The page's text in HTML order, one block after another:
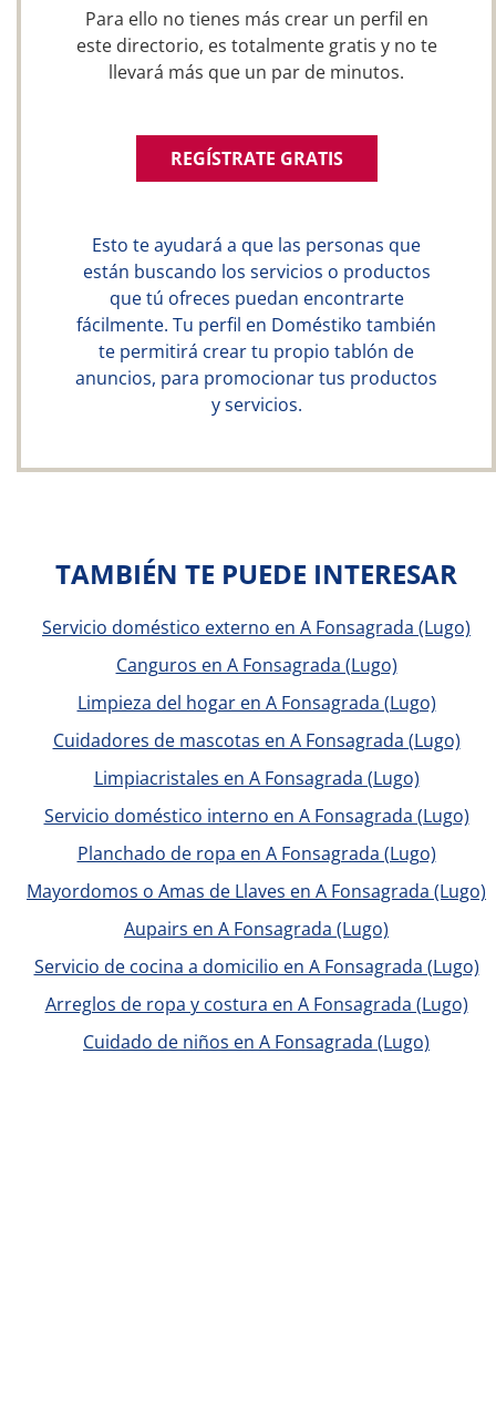
Para ello no tienes más crear un perfil en
este directorio, es totalmente gratis y no te
llevará más que un par de minutos.
REGÍSTRATE GRATIS
Esto te ayudará a que las personas que
están buscando los servicios o productos
que tú ofreces puedan encontrarte
fácilmente. Tu perfil en Doméstiko también
te permitirá crear tu propio tablón de
anuncios, para promocionar tus productos
y servicios.
TAMBIÉN TE PUEDE INTERESAR
Servicio doméstico externo en A Fonsagrada (Lugo)
Canguros en A Fonsagrada (Lugo)
Limpieza del hogar en A Fonsagrada (Lugo)
Cuidadores de mascotas en A Fonsagrada (Lugo)
Limpiacristales en A Fonsagrada (Lugo)
Servicio doméstico interno en A Fonsagrada (Lugo)
Planchado de ropa en A Fonsagrada (Lugo)
Mayordomos o Amas de Llaves en A Fonsagrada (Lugo)
Aupairs en A Fonsagrada (Lugo)
Servicio de cocina a domicilio en A Fonsagrada (Lugo)
Arreglos de ropa y costura en A Fonsagrada (Lugo)
Cuidado de niños en A Fonsagrada (Lugo)